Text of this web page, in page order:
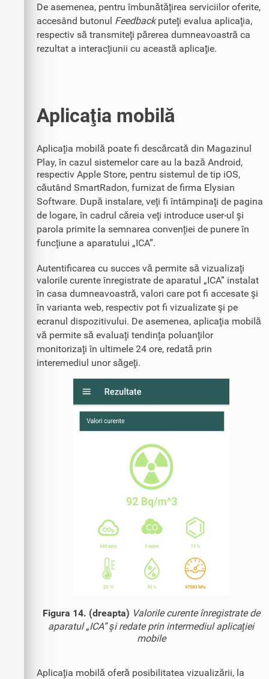
De asemenea, pentru îmbunătăţirea serviciilor oferite,
accesând butonul Feedbackputeţi evalua aplicaţia,
respectiv să transmiteţi părerea dumneavoastră ca
rezultat a interacţiunii cu această aplicaţie.
Aplicaţia mobilă
Aplicaţia mobilă poate fi descărcată din Magazinul
Play, în cazul sistemelor care au la bază Android,
respectiv Apple Store, pentru sistemul de tip iOS,
căutând SmartRadon, furnizat de firma Elysian
Software. După instalare, veţi fi întâmpinaţi de pagina
de logare, în cadrul căreia veţi introduce user-ul şi
parola primite la semnarea convenţiei de punere în
funcţiune a aparatului „ICA”.
Autentificarea cu succes vă permite să vizualizaţi
valorile curente înregistrate de aparatul „ICA” instalat
în casa dumneavoastră, valori care pot fi accesate şi
în varianta web, respectiv pot fi vizualizate şi pe
ecranul dispozitivului. De asemenea, aplicaţia mobilă
vă permite să evaluaţi tendinţa poluanţilor
monitorizaţi în ultimele 24 ore, redată prin
interemediul unor săgeţi.
Figura 14. (dreapta) Valorile curente înregistrate de
aparatul „ICA” şi redate prin intermediul aplicaţiei
mobile
Aplicaţia mobilă oferă posibilitatea vizualizării, la